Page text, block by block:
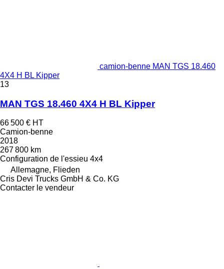
camion-benne MAN TGS 18.460
4X4 H BL Kipper
13
MAN TGS 18.460 4X4 H BL Kipper
66 500 € HT
Camion-benne
2018
267 800 km
Configuration de l'essieu 4x4
Allemagne, Flieden
Cris Devi Trucks GmbH & Co. KG
Contacter le vendeur